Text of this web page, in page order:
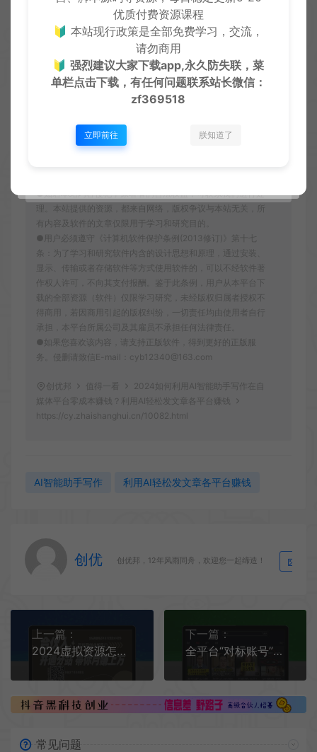
打赏
●本站仅提供资源学习下载，资源费用仅为赞助站长的整理
费，不代表资源自身价值也不包含任何服务。任何个人或组
●如若本站内容侵犯了原著者的合法权益，可联系我们进行处
理。本站提供的资源，都来自网络，版权争议与本站无关，所
有内容及软件的文章仅限用于学习和研究目的。
●用户必须遵守《计算机软件保护条例(2013修订)》第十七
条：为了学习和研究软件内含的设计思想和原理，通过安装、
显示、传输或者存储软件等方式使用软件的，可以不经软件著
作权人许可，不向其支付报酬。鉴于此条例，用户从本平台下
载的全部资源（软件）仅限学习研究，未经版权归属者授权不
得商用，若因商用引起的版权纠纷，一切责任均由使用者自行
承担，本平台所属公司及其雇员不承担任何法律责任。
●如果您喜欢该内容，请支持正版软件，得到更好的正版服
务。侵删请致信E-mail：cyb12340@163.com
创优邦 值得一看
2024如何利用AI智能助手写作在自
媒体平台零成本赚钱？利用AI轻松发文章各平台赚钱
https://cy.zhaishanghui.cn/10082.html
AI智能助手写作 利用AI轻松发文章各平台赚钱
创优 创优邦，12年风雨同舟，欢迎您一起缔造！
上一篇：
2024虚拟资源怎么变现？虚拟资源开分站卖项目如何赚钱？还有机会打造自动赚钱机器吗？
下一篇：
全平台“对标账号”寻找技巧和分析方法
常见问题
优质付费资源课程
🔰 本站现行政策是全部免费学习，交流，
请勿商用
🔰强烈建议大家下载app,永久防失联，菜
单栏点击下载，有任何问题联系站长微信：
zf369518
立即前往 朕知道了